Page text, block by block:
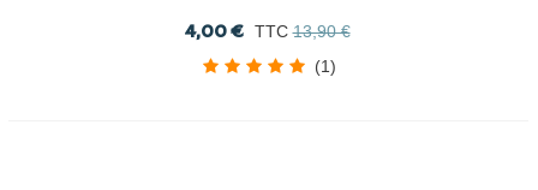
4,00 € TTC 13,90 €
(1)